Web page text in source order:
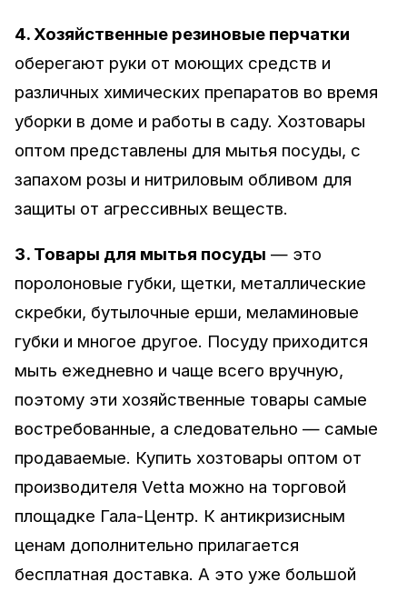
4. Хозяйственные резиновые перчатки
оберегают руки от моющих средств и
различных химических препаратов во время
уборки в доме и работы в саду. Хозтовары
оптом представлены для мытья посуды, с
запахом розы и нитриловым обливом для
защиты от агрессивных веществ.
3. Товары для мытья посуды — это
поролоновые губки, щетки, металлические
скребки, бутылочные ерши, меламиновые
губки и многое другое. Посуду приходится
мыть ежедневно и чаще всего вручную,
поэтому эти хозяйственные товары самые
востребованные, а следовательно — самые
продаваемые. Купить хозтовары оптом от
производителя Vetta можно на торговой
площадке Гала-Центр. К антикризисным
ценам дополнительно прилагается
бесплатная доставка. А это уже большой